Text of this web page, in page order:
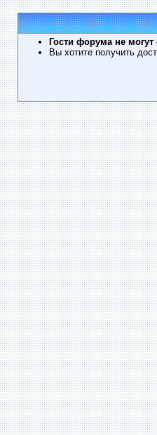
Гости форума не
Вы хотите получить